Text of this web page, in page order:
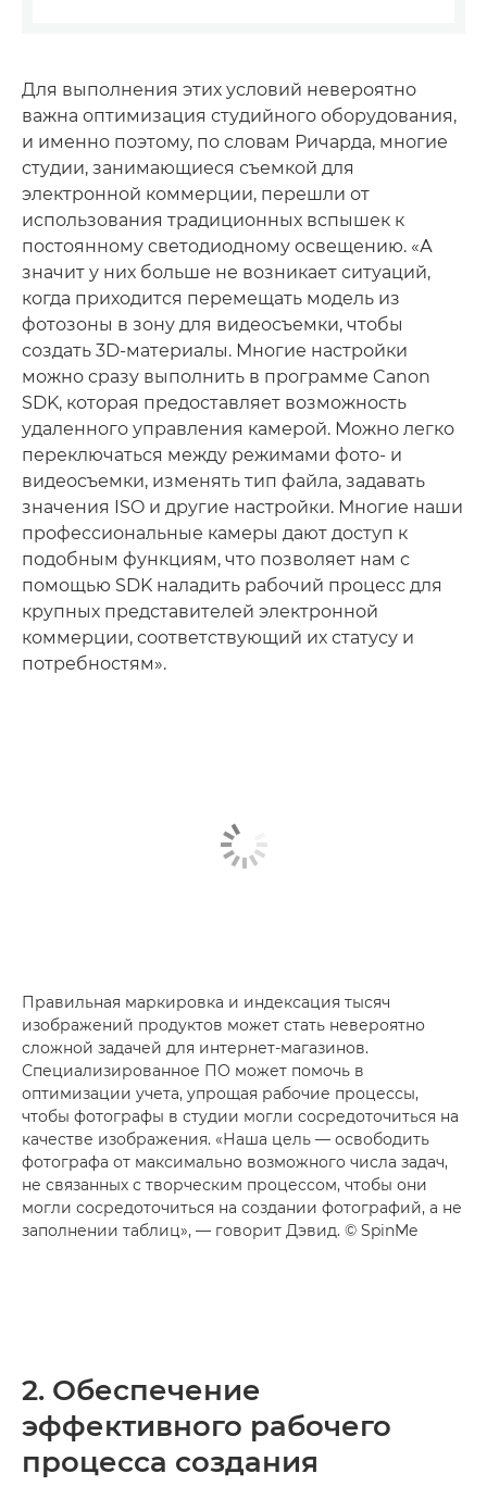
Для выполнения этих условий невероятно
важна оптимизация студийного оборудования,
и именно поэтому, по словам Ричарда, многие
студии, занимающиеся съемкой для
электронной коммерции, перешли от
использования традиционных вспышек к
постоянному светодиодному освещению. «А
значит у них больше не возникает ситуаций,
когда приходится перемещать модель из
фотозоны в зону для видеосъемки, чтобы
создать 3D-материалы. Многие настройки
можно сразу выполнить в программе Canon
SDK, которая предоставляет возможность
удаленного управления камерой. Можно легко
переключаться между режимами фото- и
видеосъемки, изменять тип файла, задавать
значения ISO и другие настройки. Многие наши
профессиональные камеры дают доступ к
подобным функциям, что позволяет нам с
помощью SDK наладить рабочий процесс для
крупных представителей электронной
коммерции, соответствующий их статусу и
потребностям».
Правильная маркировка и индексация тысяч
изображений продуктов может стать невероятно
сложной задачей для интернет-магазинов.
Специализированное ПО может помочь в
оптимизации учета, упрощая рабочие процессы,
чтобы фотографы в студии могли сосредоточиться на
качестве изображения. «Наша цель — освободить
фотографа от максимально возможного числа задач,
не связанных с творческим процессом, чтобы они
могли сосредоточиться на создании фотографий, а не
заполнении таблиц», — говорит Дэвид. © SpinMe
2. Обеспечение
эффективного рабочего
процесса создания